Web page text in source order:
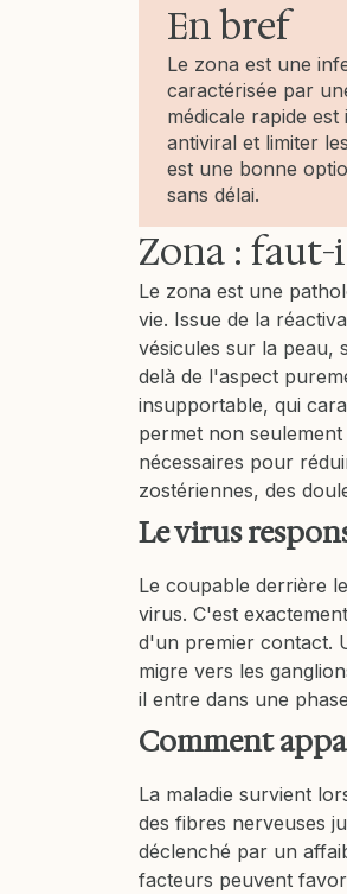
En bref
Le zona est une
caractérisée par
médicale rapide
antiviral et limiter
est une bonne
sans délai.
Zona :
Le zona est une
vie. Issue de la
vésicules sur la peau,
delà de l'aspect
insupportable, qui
permet non
nécessaires pour
zostériennes, des
Le virus
Le coupable derrière
virus. C'est
d'un premier contact.
migre vers les
il entre dans une
Comment
La maladie survient
des fibres nerveuses
déclenché par un
facteurs peuvent